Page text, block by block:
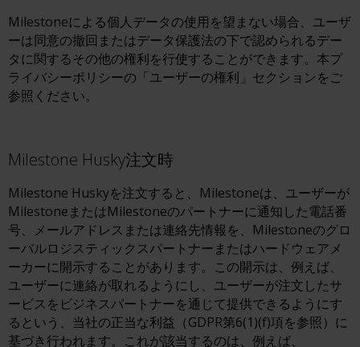
Milestoneによる個人データの使用を望まない場合、ユーザ
ーは同意の撤回またはデータ保護法の下で認められるデー
タに関するその他の権利を行使することができます。本プ
ライバシーポリシーの「ユーザーの権利」セクションをご
参照ください。
Milestone Husky注文時
Milestone Huskyを注文すると、Milestoneは、ユーザーが
MilestoneまたはMilestoneのパートナーに通知した電話番
号、メールアドレスまたは連絡先情報を、Milestoneのグロ
ーバルロジスティックスパートナーまたはハードウェアメ
ーカーに開示することがあります。この開示は、例えば、
ユーザーに連絡が取れるようにし、ユーザーが注文したサ
ービスをビジネスパートナーを通じて提供できるようにす
るという、当社の正当な利益（GDPR第6(1)(f)項を参照）に
基づき行われます。これが該当するのは、例えば、